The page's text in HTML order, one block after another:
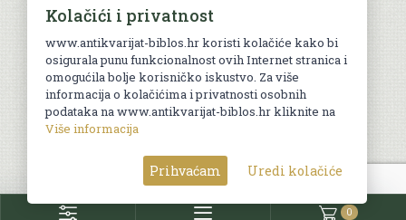
Uvjeti kupnje
© Sva prava pridržana. Web by
0
Kolačići i privatnost
www.antikvarijat-biblos.hr koristi kolačiće kako bi
osigurala punu funkcionalnost ovih Internet stranica i
omogućila bolje korisničko iskustvo. Za više
informacija o kolačićima i privatnosti osobnih
podataka na www.antikvarijat-biblos.hr kliknite na
Više informacija
Prihvaćam Uredi kolačiće